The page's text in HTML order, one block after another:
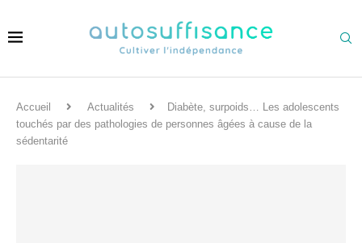
Accueil Actualités
Diabète, surpoids… Les adolescents
touchés par des pathologies de personnes âgées à cause de la
sédentarité